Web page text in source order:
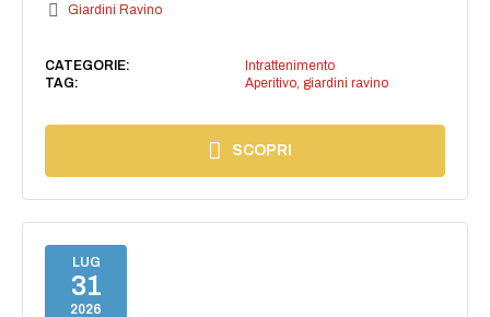
Giardini Ravino
CATEGORIE:
Intrattenimento
TAG:
Aperitivo, giardini ravino
SCOPRI
LUG
31
2026